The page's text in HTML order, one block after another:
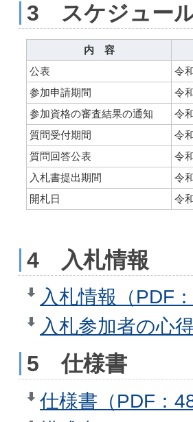
3 スケジュー
内 容
公表
令
参加申請期間
令
参加資格の審査結果の通知
令
質問受付期間
令
質問回答公表
令
入札書提出期間
令
開札日
令
4 入札情報
入札情報（PDF
入札参加者の心
5 仕様書
仕様書（PDF：